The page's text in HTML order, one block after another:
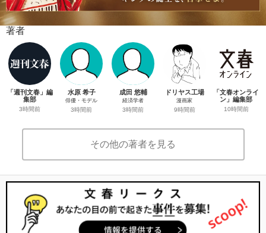
著者
「週刊文春」編
集部
3時間前
水原 希子
俳優・モデル
3時間前
成田 悠輔
経済学者
3時間前
ドリヤス工場
漫画家
9時間前
「文春オンライ
ン」編集部
10時間前
その他の著者を見る